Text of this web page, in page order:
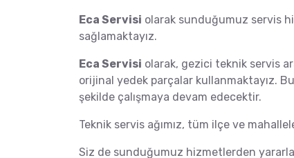
Eca Servisi olarak sunduğumuz servis
sağlamaktayız.
Eca Servisi olarak, gezici teknik servis
orijinal yedek parçalar kullanmaktayız.
şekilde çalışmaya devam edecektir.
Teknik servis ağımız, tüm ilçe ve
Siz de sunduğumuz hizmetlerden